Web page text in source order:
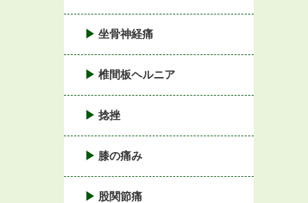
坐骨神経痛
椎間板ヘルニア
捻挫
膝の痛み
股関節痛